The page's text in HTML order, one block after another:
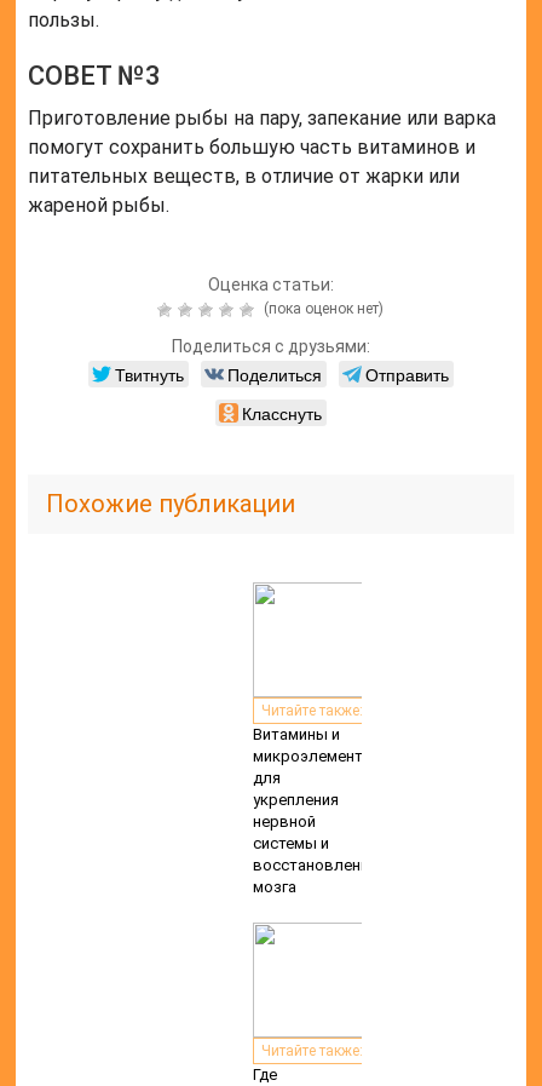
пользы.
СОВЕТ №3
Приготовление рыбы на пару, запекание или варка
помогут сохранить большую часть витаминов и
питательных веществ, в отличие от жарки или
жареной рыбы.
Оценка статьи:
(пока оценок нет)
Поделиться с друзьями:
Твитнуть Поделиться
Отправить
Класснуть
Похожие публикации
Читайте также:
Витамины и
микроэлементы
для
укрепления
нервной
системы и
восстановления
мозга
Читайте также:
Где